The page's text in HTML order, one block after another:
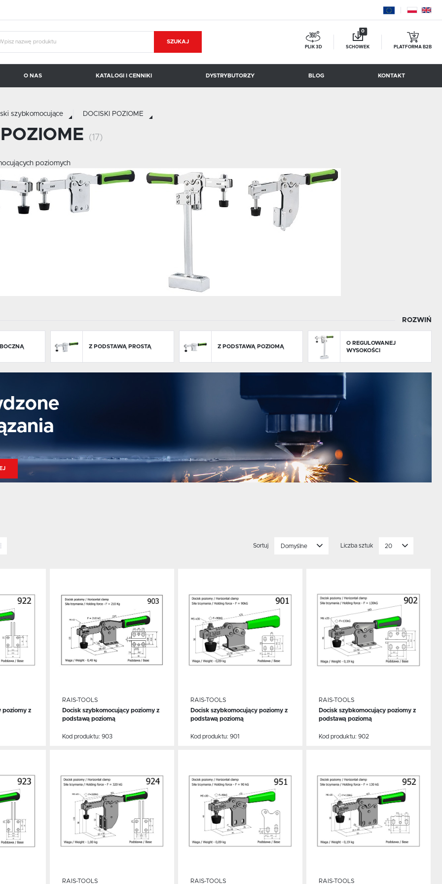
SZUKAJ
PLIK 3D
0
SCHOWEK PLATFORMA B2B
KOPAL CARROSIONO
O NAS KATALOGI I CENNIKI DYSTRYBUTORZY BLOG KONTAKT
szybkomocujące DOCISKI POZIOME
(17)
poziomych
ROZWIŃ
Z PODSTAWĄ PROSTĄ Z PODSTAWĄ POZIOMĄ
O REGULOWANEJ
WYSOKOŚCI
Sortuj Domyślne Liczba sztuk 20
poziomy z
RAIS-TOOLS
Docisk szybkomocujący poziomy z
podstawą poziomą
Kod produktu:903
WIĘCEJ
RAIS-TOOLS
Docisk szybkomocujący poziomy z
podstawą poziomą
Kod produktu:901
WIĘCEJ
RAIS-TOOLS
Docisk szybkomocujący poziomy z
podstawą poziomą
Kod produktu:902
WIĘCEJ
RAIS-TOOLS
RAIS-TOOLS
RAIS-TOOLS
Twoją prywatność. Możesz zmienić ustawienia cookies lub zaakceptować je
W dowolnym momencie możesz dokonać zmiany swoich ustawień.
preferencji prywatności, logowania czy wypełniania formularzy. Dzięki plikom cookies strona,